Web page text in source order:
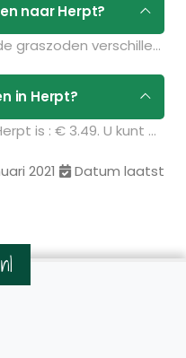
naar Herpt?
De transportkosten van de graszoden verschillen per postcodegebied en zijn afhankelijk van de hoeveelheid graszoden die u bestelt. Bent u benieuwd naar de prijzen? Vul uw gegevens in op de pagina
in Herpt?
De prijs voor 1 m² gras in Herpt is : € 3.49. U kunt deze graszoden bestellen via de volgende link:
2021
Datum laatst